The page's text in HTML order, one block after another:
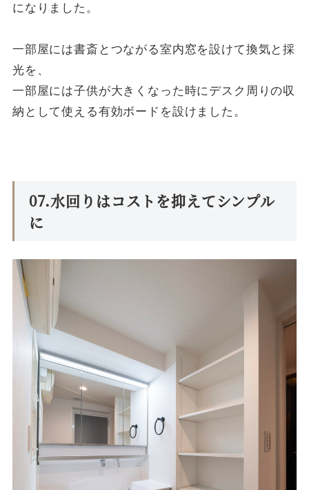
になりました。
一部屋には書斎とつながる室内窓を設けて換気と採
光を、
一部屋には子供が大きくなった時にデスク周りの収
納として使える有効ボードを設けました。
07.水回りはコストを抑えてシンプル
に